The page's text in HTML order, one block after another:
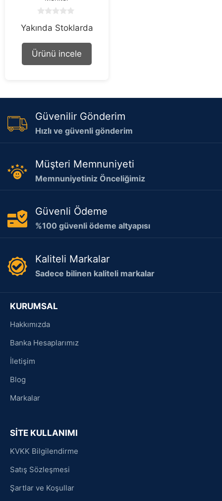
o
t
f
Yakında Stoklarda
Ürünü incele
Güvenilir Gönderim
Hızlı ve güvenli gönderim
Müşteri Memnuniyeti
Memnuniyetiniz Önceliğimiz
Güvenli Ödeme
%100 güvenli ödeme altyapısı
Kaliteli Markalar
Sadece bilinen kaliteli markalar
KURUMSAL
Hakkımızda
Banka Hesaplarımız
İletişim
Blog
Markalar
SİTE KULLANIMI
KVKK Bilgilendirme
Satış Sözleşmesi
Şartlar ve Koşullar